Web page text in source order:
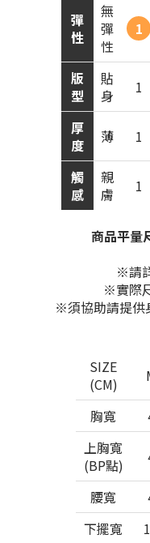
彈
性
無
彈
性
1
版
型
貼
身
1
厚
度
薄 1
觸
感
親
膚
1
商品平量
※請
※實際
※須協助請提
SIZE
(CM)
胸寬
上胸寬
(BP點)
腰寬
下擺寬